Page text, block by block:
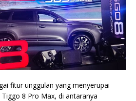
fitur unggulan yang menyerupai
8 Pro Max, di antaranya